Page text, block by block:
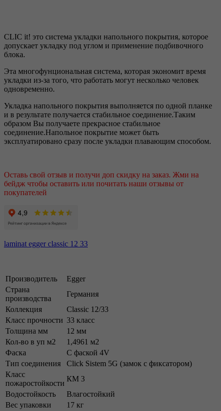
CLIC it! это система укладки напольного покрытия, которое
допускает укладку под углом и применение подбивочного
блока.
Эта многофунциональная система, которая экономит время
укладки из-за того, что работать могут несколько человек
одновременно.
Укладка напольного покрытия выполняется по одной планке
и в результате получается стабильное соединение.Таким
образом Вы получаете прекрасное стабильное
соединение.Напольное покрытие может быть
эксплуатировано сразу после укладки плавающим способом.
Оставь свой отзыв и получи доп скидку на заказ. Жми на
бейдж чтобы оставить или почитать наши отзывы от
покупателей
laminat egger classic 12 33
Производитель
Egger
Страна
производства
Германия
Коллекция
Classic 12/33
Класс прочности 33 класс
Толщина мм
12 мм
Кол-во в уп м2
1,4961 м2
Фаска
С фаской 4V
Тип соединения
Click Sistem 5G (замок с фиксатором)
Класс
пожаростойкости
КМ 3
Водостойкость
Влагостойкий
Вес упаковки
17 кг